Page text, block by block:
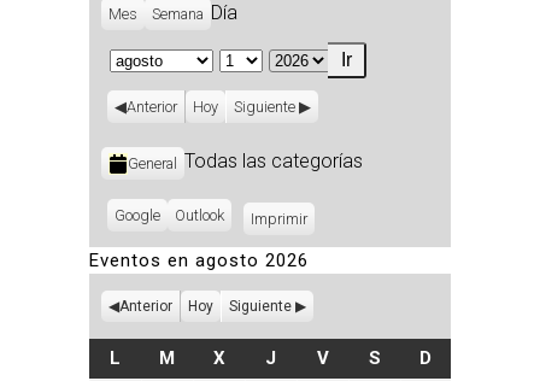
Mes Semana Día
Mes
Día
Año
Anterior Hoy Siguiente
Categorías
General Todas las categorías
Subscribe
Google
Subscribe
Outlook ImprimirVistas
Eventos en agosto 2026
Anterior Hoy Siguiente
L LUNES
M MARTES
XMIÉRCOLES
J JUEVES
VVIERNES
SSÁBADO
D